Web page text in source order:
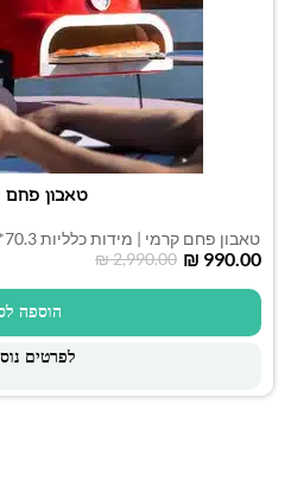
טאבון פחם
טאבון פחם קרמי | מידות כלליות 70.3*53.3*38.6 ס"מ | משקל 30 ק"ג
₪2,990.00 ₪ 990.00
הוספה
לפרטים